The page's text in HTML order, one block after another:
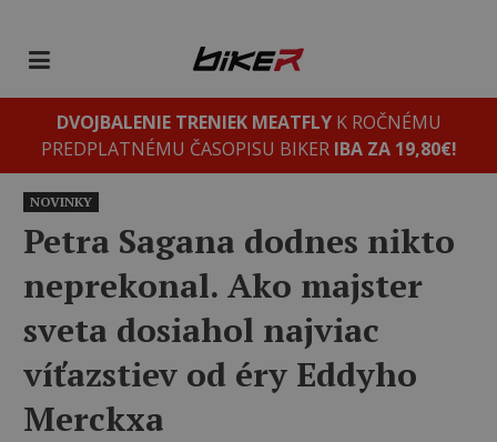
DVOJBALENIE TRENIEK MEATFLYK ROČNÉMU
PREDPLATNÉMU ČASOPISU BIKER IBA ZA 19,80€!
NOVINKY
Petra Sagana dodnes nikto
neprekonal. Ako majster
sveta dosiahol najviac
víťazstiev od éry Eddyho
Merckxa